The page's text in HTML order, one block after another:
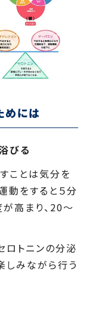
めには
びる
ことは気分を
動をすると５分
高まり、20～
ロトニンの分泌
しみながら行う